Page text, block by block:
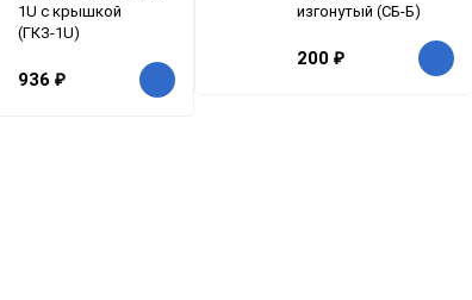
1U с крышкой
(ГКЗ-1U)
936 ₽
изгонутый (СБ-Б)
200 ₽